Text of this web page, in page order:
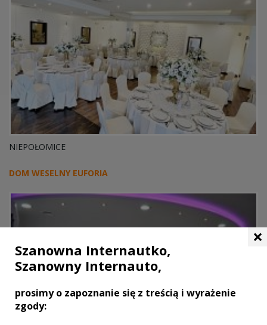
NIEPOŁOMICE
DOM WESELNY EUFORIA
×
Szanowna Internautko,
Szanowny Internauto,
prosimy o zapoznanie się z treścią i wyrażenie
zgody: